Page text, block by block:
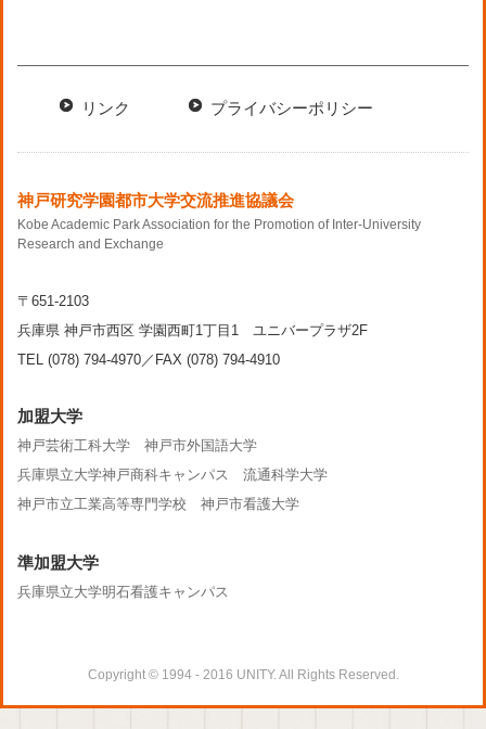
リンク プライバシーポリシー
神戸研究学園都市大学交流推進協議会
Kobe Academic Park Association for the Promotion of Inter-University
Research and Exchange
〒651-2103
兵庫県 神戸市西区 学園西町1丁目1 ユニバープラザ2F
TEL (078) 794-4970／FAX (078) 794-4910
加盟大学
神戸芸術工科大学
神戸市外国語大学
兵庫県立大学神戸商科キャンパス
流通科学大学
神戸市立工業高等専門学校
神戸市看護大学
準加盟大学
兵庫県立大学明石看護キャンパス
Copyright © 1994 - 2016 UNITY. All Rights Reserved.